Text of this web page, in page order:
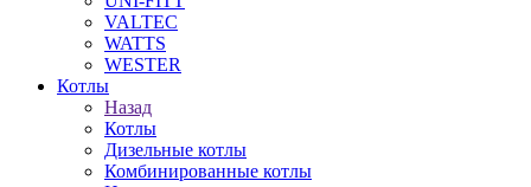
VALTEC
WATTS
WESTER
Котлы
Назад
Котлы
Дизельные котлы
Комбинированные котлы